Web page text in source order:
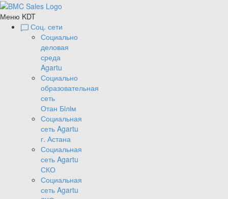
Меню KDT
Соц. сети
Социально
деловая
среда
Agartu
Социально
образовательная
сеть
Отан Бiлiм
Социальная
сеть Agartu
г. Астана
Социальная
сеть Agartu
СКО
Социальная
сеть Agartu